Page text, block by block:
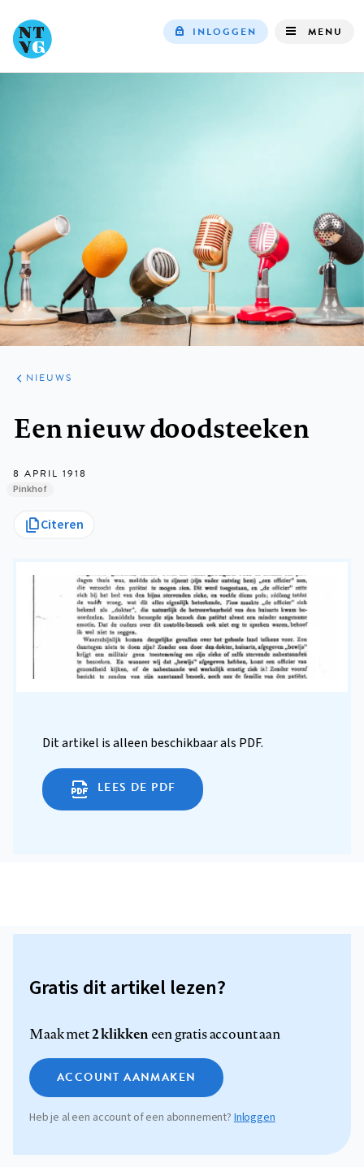
INLOGGEN MENU
ARTIKELEN
HET
KORT
NIEUWS
Een nieuw doodsteeken
8 APRIL 1918
Pinkhof
Citeren
Dit artikel is alleen beschikbaar als PDF.
LEES DE PDF
Gratis dit artikel lezen?
Maak met2 klikkeneen gratis account aan
ACCOUNT AANMAKEN
Heb je al een account of een abonnement? Inloggen